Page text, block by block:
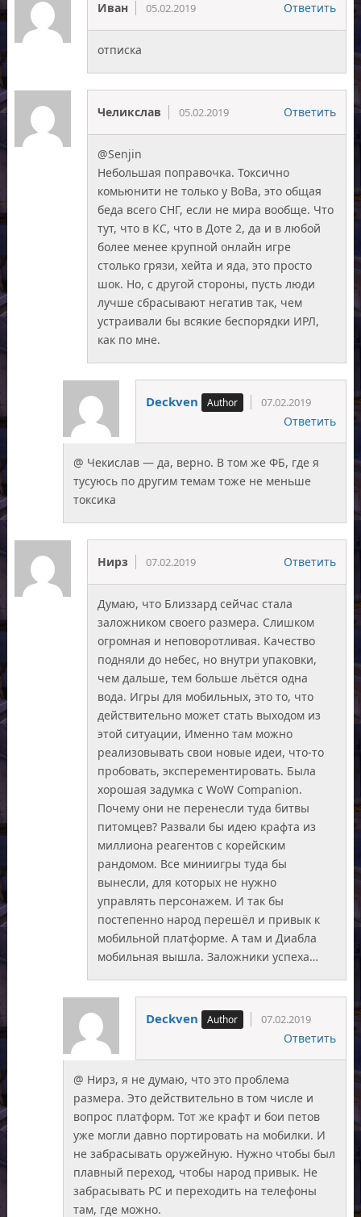
Иван 05.02.2019 Ответить
отписка
Челикслав 05.02.2019 Ответить
@Senjin
Небольшая поправочка. Токсично
комьюнити не только у ВоВа, это общая
беда всего СНГ, если не мира вообще. Что
тут, что в КС, что в Доте 2, да и в любой
более менее крупной онлайн игре
столько грязи, хейта и яда, это просто
шок. Но, с другой стороны, пусть люди
лучше сбрасывают негатив так, чем
устраивали бы всякие беспорядки ИРЛ,
как по мне.
Deckven 07.02.2019
Ответить
@ Чекислав — да, верно. В том же ФБ, где я
тусуюсь по другим темам тоже не меньше
токсика
Нирз 07.02.2019 Ответить
Думаю, что Близзард сейчас стала
заложником своего размера. Слишком
огромная и неповоротливая. Качество
подняли до небес, но внутри упаковки,
чем дальше, тем больше льётся одна
вода. Игры для мобильных, это то, что
действительно может стать выходом из
этой ситуации, Именно там можно
реализовывать свои новые идеи, что-то
пробовать, эксперементировать. Была
хорошая задумка с WoW Companion.
Почему они не перенесли туда битвы
питомцев? Развали бы идею крафта из
миллиона реагентов с корейским
рандомом. Все миниигры туда бы
вынесли, для которых не нужно
управлять персонажем. И так бы
постепенно народ перешёл и привык к
мобильной платформе. А там и Диабла
мобильная вышла. Заложники успеха…
Deckven 07.02.2019
Ответить
@ Нирз, я не думаю, что это проблема
размера. Это действительно в том числе и
вопрос платформ. Тот же крафт и бои петов
уже могли давно портировать на мобилки. И
не забрасывать оружейную. Нужно чтобы был
плавный переход, чтобы народ привык. Не
забрасывать РС и переходить на телефоны
там, где можно.